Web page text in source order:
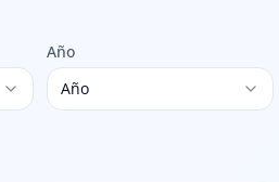
Año
Año